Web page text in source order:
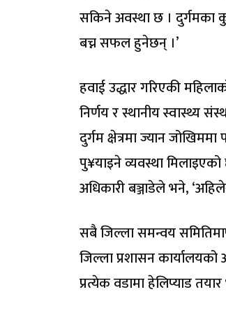
सकिने अवस्था छ । दुर्गमका
बच्न सफल हुनेछन् ।’
हवाई उद्धार गरिएकी
निर्णय र स्थानीय स्वास्थ्य
दुर्गम क्षेत्रमा ज्यान
पु¥याइने व्यवस्था मिलाइएको
अधिकारी बञ्जाडेले भने,
सबै जिल्ला समन्वय
जिल्ला प्रशासन
प्रत्येक वडामा हेलिप्याड